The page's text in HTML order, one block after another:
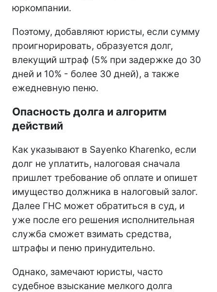
юркомпании.
Поэтому, добавляют юристы, если сумму
проигнорировать, образуется долг,
влекущий штраф (5% при задержке до 30
дней и 10% - более 30 дней), а также
ежедневную пеню.
Опасность долга и алгоритм
действий
Как указывают в Sayenko Kharenko, если
долг не уплатить, налоговая сначала
пришлет требование об оплате и опишет
имущество должника в налоговый залог.
Далее ГНС может обратиться в суд, и
уже после его решения исполнительная
служба сможет взимать средства,
штрафы и пеню принудительно.
Однако, замечают юристы, часто
судебное взыскание мелкого долга